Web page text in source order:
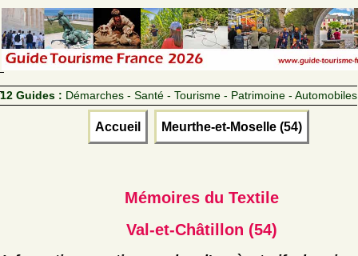
12 Guides : Démarches - Santé - Tourisme - Patrimoine - Automobiles
Accueil Meurthe-et-Moselle (54)
Mémoires du Textile
Val-et-Châtillon (54)